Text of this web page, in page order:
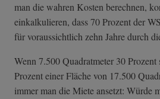
man die wahren Kosten berechnen,
einkalkulieren, dass 70 Prozent der
für voraussichtlich zehn Jahre durch
Wenn 7.500 Quadratmeter 30 Prozent
Prozent einer Fläche von 17.500
immer man die Miete ansetzt: Würde